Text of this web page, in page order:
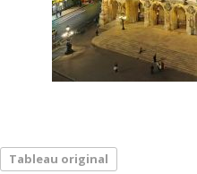
Tableau original